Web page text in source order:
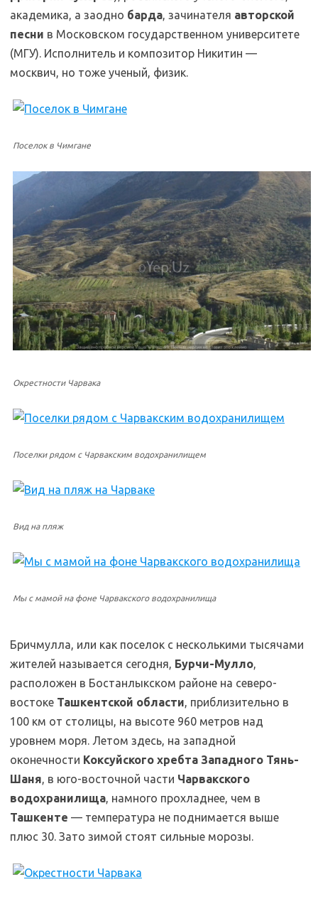
академика, а заодно барда, зачинателя авторской
песни в Московском государственном университете
(МГУ). Исполнитель и композитор Никитин —
москвич, но тоже ученый, физик.
Поселок в Чимгане
Окрестности Чарвака
Поселки рядом с Чарвакским водохранилищем
Вид на пляж
Мы с мамой на фоне Чарвакского водохранилища
Бричмулла, или как поселок с несколькими тысячами
жителей называется сегодня, Бурчи-Мулло,
расположен в Бостанлыкском районе на северо-
востоке Ташкентской области, приблизительно в
100 км от столицы, на высоте 960 метров над
уровнем моря. Летом здесь, на западной
оконечности Коксуйского хребта Западного Тянь-
Шаня, в юго-восточной части Чарвакского
водохранилища, намного прохладнее, чем в
Ташкенте — температура не поднимается выше
плюс 30. Зато зимой стоят сильные морозы.